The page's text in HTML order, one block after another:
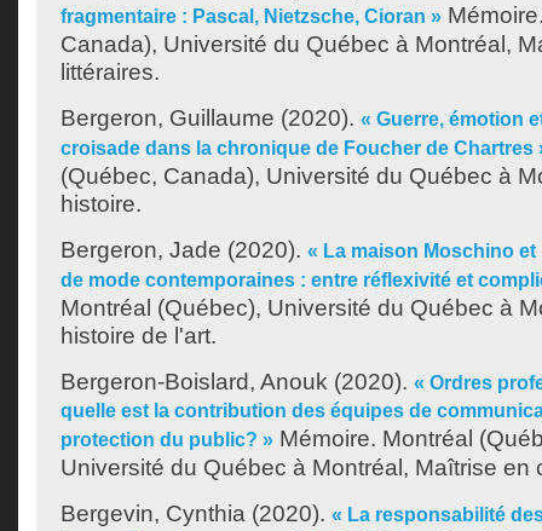
fragmentaire : Pascal, Nietzsche, Cioran »
Canada), Université du Québec à Montréal,
littéraires.
Bergeron, Guillaume (2020). « Guerre, émotion
croisade dans la chronique de Foucher de Chartres
(Québec, Canada), Université du Québec à
histoire.
Bergeron, Jade (2020). « La maison Moschino
de mode contemporaines : entre réflexivité et
Montréal (Québec), Université du Québec à
histoire de l'art.
Bergeron-Boislard, Anouk (2020). « Ordres
quelle est la contribution des équipes de
protection du public? » Mémoire. Montréal
Université du Québec à Montréal, Maîtrise en
Bergevin, Cynthia (2020). « La responsabilité